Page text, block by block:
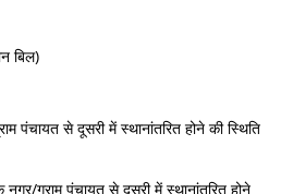
बिल)
पंचायत से दूसरी में स्थानांतरित होने की स्थिति
नगर/ग्राम पंचायत से दूसरी में स्थानांतरित होने